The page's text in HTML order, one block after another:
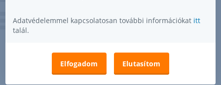
Adatvédelemmel kapcsolatosan további információkat itt
talál.
Elfogadom Elutasítom